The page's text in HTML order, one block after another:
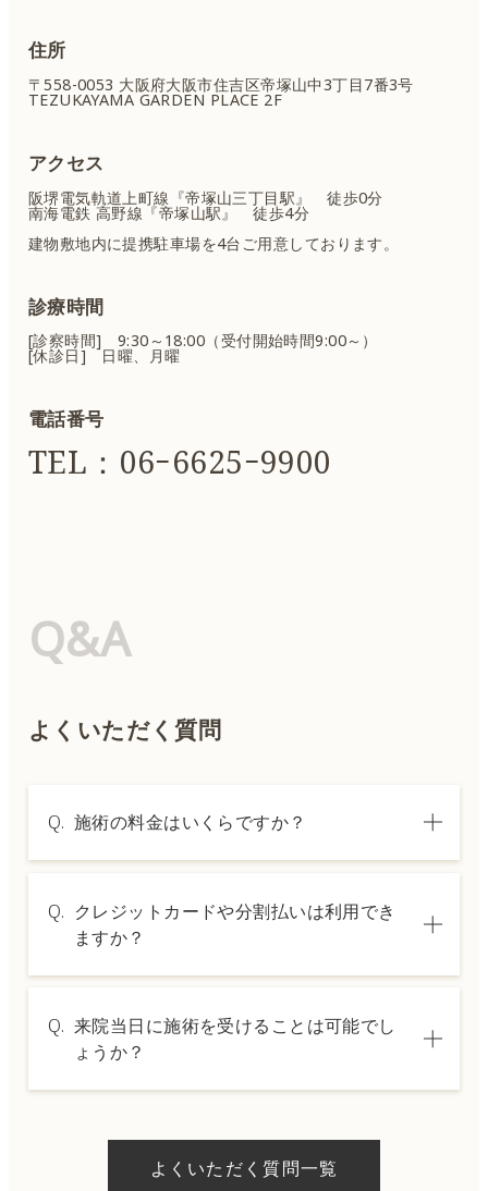
住所
〒558-0053 大阪府大阪市住吉区帝塚山中3丁目7番3号
TEZUKAYAMA GARDEN PLACE 2F
アクセス
阪堺電気軌道上町線『帝塚山三丁目駅』 徒歩0分
南海電鉄 高野線『帝塚山駅』 徒歩4分
建物敷地内に提携駐車場を4台ご用意しております。
診療時間
[診察時間] 9:30～18:00（受付開始時間9:00～）
[休診日] 日曜、月曜
電話番号
TEL：06ｰ6625ｰ9900
Q&A
よくいただく質問
Q. 施術の料金はいくらですか？
は料金表ページをご確認いただくか、カウン
セリングでご案内いたします。
Q. クレジットカードや分割払いは利用でき
ますか？
した分割払いも可能です。詳細は受付スタッ
フにお問い合わせください。
Q. 来院当日に施術を受けることは可能でし
ょうか？
ただける施術もございます。当日の施術をご
よくいただく質問一覧